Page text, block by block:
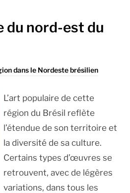
du nord-est du
dans le Nordeste brésilien
L’art populaire de cette
région du Brésil reflète
l’étendue de son territoire et
la diversité de sa culture.
Certains types d’œuvres se
retrouvent, avec de légères
variations, dans tous les